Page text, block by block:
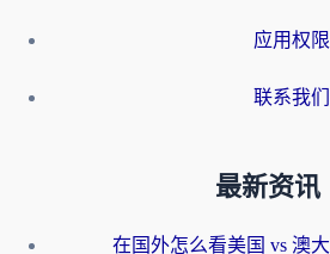
应用权限
联系我们
最新资讯